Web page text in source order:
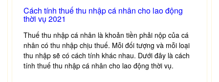
Cách tính thuế thu nhập cá nhân cho lao động
thời vụ 2021
Thuế thu nhập cá nhân là khoản tiền phải nộp của cá
nhân có thu nhập chịu thuế. Mỗi đối tượng và mỗi loại
thu nhập sẽ có cách tính khác nhau. Dưới đây là cách
tính thuế thu nhập cá nhân cho lao động thời vụ.